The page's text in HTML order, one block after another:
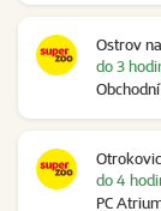
Ostrov
do 3
PC
do 4